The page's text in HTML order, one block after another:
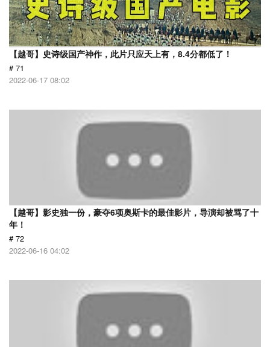
【越哥】史诗级国产神作，此片只应天上有，8.4分都低了！
# 71
2022-06-17 08:02
【越哥】影史独一份，豪夺6项奥斯卡的最佳影片，导演却被骂了十
年！
# 72
2022-06-16 04:02